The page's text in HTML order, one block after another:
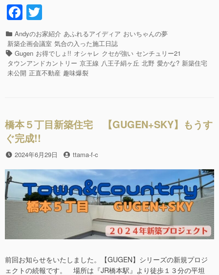
ヶ
【GUGEN】
新
成
ま
す。”の
F
a
c
e
b
k
wi
tt
er
カ
テ
ゴ
リ
ー
Andyのお家紹介 あふれるアイディア おいちゃんの夢
新築企画会議室 気合の入った施工日誌
タ
グ
Gugen お得でしょ!! オシャレ クセが強い センチュリー21
タウンアンドカントリー 京王線 八王子絹ヶ丘 北野 愛かな? 新築住宅
未公開 正直不動産 趣味爆裂
橋本５丁目新築住宅 【GUGEN+SKY】もうす
ぐ完成!!
投
2024年6月29日
投
者
ttama-f-c
前回お知らせをいたしました。【GUGEN】シリーズの新規プロジ
ェクトの続報です。 場所は『JR橋本駅』より徒歩１３分の平坦